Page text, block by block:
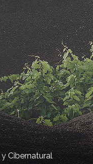
yCibernatural